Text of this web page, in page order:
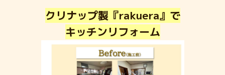
クリナップ製『rakuera』で
キッチンリフォーム